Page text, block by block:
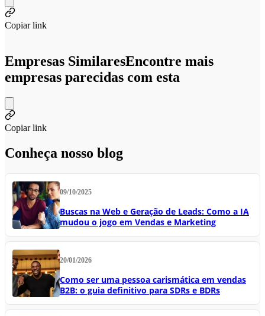
Copiar link
Empresas SimilaresEncontre mais
empresas parecidas com esta
Copiar link
Conheça nosso blog
09/10/2025
Buscas na Web e Geração de Leads: Como a IA
mudou o jogo em Vendas e Marketing
20/01/2026
Como ser uma pessoa carismática em vendas
B2B: o guia definitivo para SDRs e BDRs